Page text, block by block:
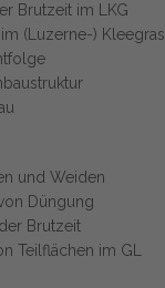
Brutzeit im LKG
(Luzerne-) Kleegras
und Weiden
Düngung
Brutzeit
Teilflächen im GL